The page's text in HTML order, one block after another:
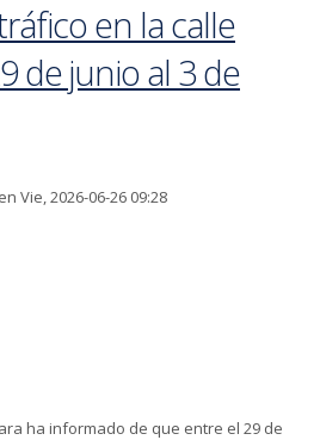
en la calle
de junio al 3 de
en Vie, 2026-06-26 09:28
ha informado de que entre el 29 de